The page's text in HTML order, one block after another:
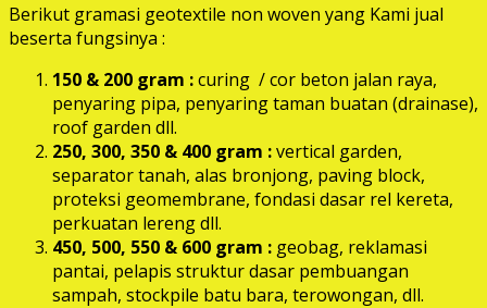
Berikut gramasi geotextile non woven yang Kami jual
beserta fungsinya :
150 & 200 gram :curing / cor beton jalan raya,
penyaring pipa, penyaring taman buatan (drainase),
roof garden dll.
250, 300, 350 & 400 gram :vertical garden,
separator tanah, alas bronjong, paving block,
proteksi geomembrane, fondasi dasar rel kereta,
perkuatan lereng dll.
450, 500, 550 & 600 gram : geobag, reklamasi
pantai, pelapis struktur dasar pembuangan
sampah, stockpile batu bara, terowongan, dll.